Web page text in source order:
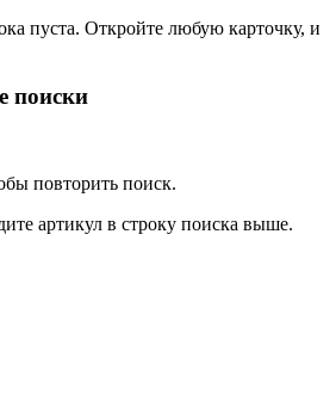
пуста. Откройте любую карточку, и
поиски
повторить поиск.
артикул в строку поиска выше.